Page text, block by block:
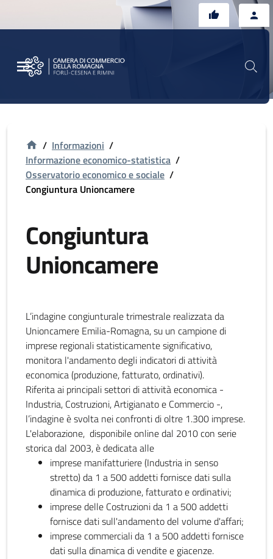
/ Informazioni /
Informazione economico-statistica /
Osservatorio economico e sociale /
Congiuntura Unioncamere
Congiuntura
Unioncamere
L’indagine congiunturale trimestrale realizzata da
Unioncamere Emilia-Romagna, su un campione di
imprese regionali statisticamente significativo,
monitora l'andamento degli indicatori di attività
economica (produzione, fatturato, ordinativi).
Riferita ai principali settori di attività economica -
Industria, Costruzioni, Artigianato e Commercio -,
l’indagine è svolta nei confronti di oltre 1.300 imprese.
L'elaborazione, disponibile online dal 2010 con serie
storica dal 2003, è dedicata alle
imprese manifatturiere (Industria in senso
stretto) da 1 a 500 addetti fornisce dati sulla
dinamica di produzione, fatturato e ordinativi;
imprese delle Costruzioni da 1 a 500 addetti
fornisce dati sull'andamento del volume d'affari;
imprese commerciali da 1 a 500 addetti fornisce
dati sulla dinamica di vendite e giacenze.